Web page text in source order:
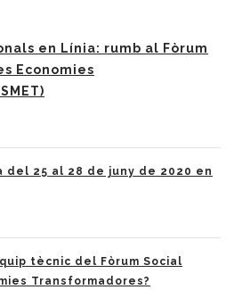
en Línia: rumb al Fòrum
Economies
del 25 al 28 de juny de 2020 en
tècnic del Fòrum Social
Transformadores?